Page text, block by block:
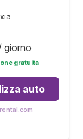
giorno
gratuita
auto